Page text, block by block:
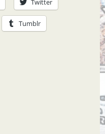
Twitter
Tumblr